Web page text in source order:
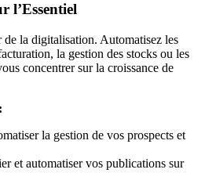
l’Essentiel
la digitalisation. Automatisez les
la gestion des stocks ou les
concentrer sur la croissance de
la gestion de vos prospects et
et automatiser vos publications sur